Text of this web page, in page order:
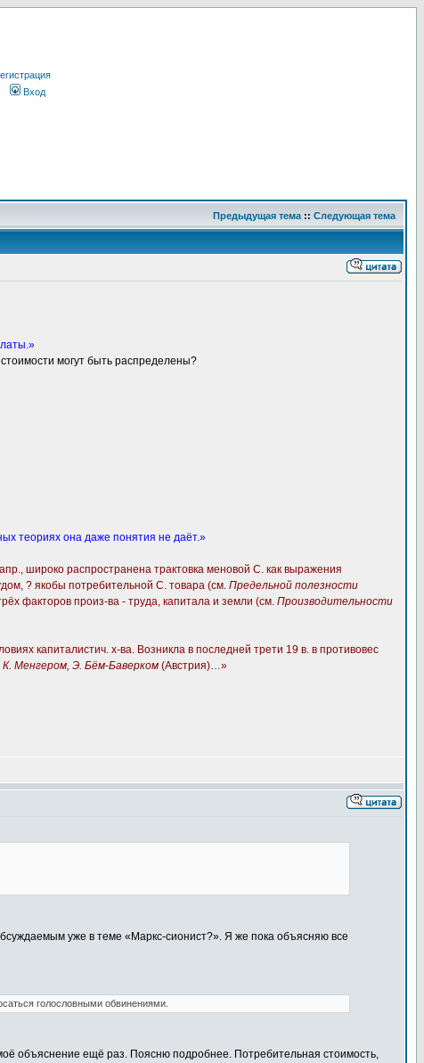
Вход
Предыдущая тема :: Следующая тема
могут быть распределены?
теориях она даже понятия не даёт.»
широко распространена трактовка меновой С. как выражения
? якобы потребительной С. товара (см. Предельной полезности
факторов произ-ва - труда, капитала и земли (см. Производительности
капиталистич. х-ва. Возникла в последней трети 19 в. в противовес
К. Менгером, Э. Бём-Баверком (Австрия)…»
уже в теме «Маркс-сионист?». Я же пока объясняю все
голословными обвинениями.
объяснение ещё раз. Поясню подробнее. Потребительная стоимость,